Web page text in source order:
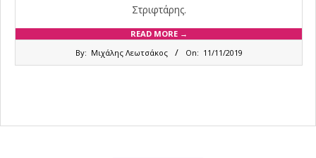
Στριφτάρης.
READ MORE →
By: Μιχάλης Λεωτσάκος On: 11/11/2019